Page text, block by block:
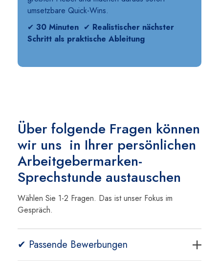
umsetzbare Quick-Wins.
✔ 30 Minuten ✔ Realistischer nächster
Schritt als praktische Ableitung
Über folgende Fragen können
wir uns in Ihrer persönlichen
Arbeitgebermarken-
Sprechstunde austauschen
Wählen Sie 1-2 Fragen. Das ist unser Fokus im
Gespräch.
✔ Passende Bewerbungen